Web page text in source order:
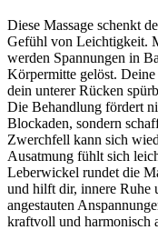
Diese Massage schenkt
Gefühl von Leichtigkeit.
werden Spannungen in
Körpermitte gelöst.
dein unterer Rücken
Die Behandlung fördert
Blockaden, sondern
Zwerchfell kann sich
Ausatmung fühlt sich
Leberwickel rundet die
und hilft dir, innere Ruhe
angestauten
kraftvoll und harmonisch